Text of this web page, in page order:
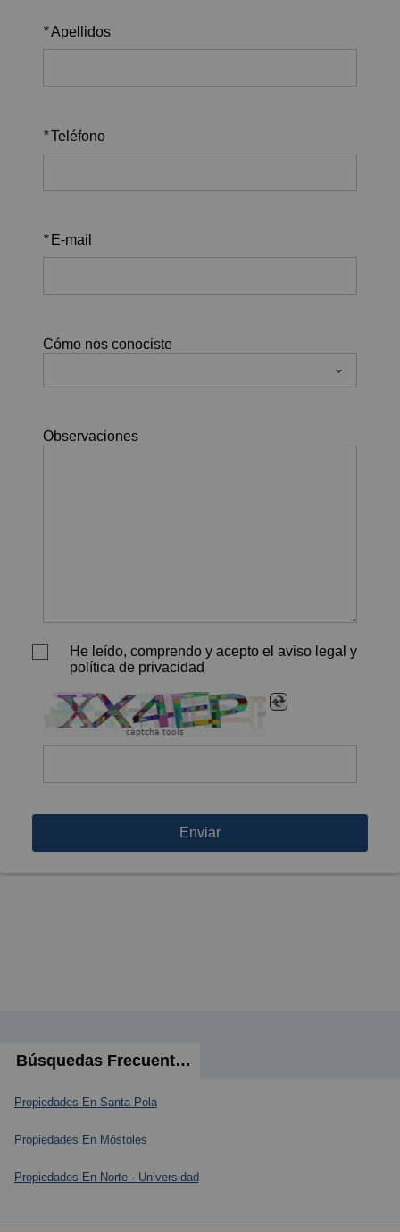
*Apellidos
*Teléfono
* E-mail
Cómo nos conociste
Observaciones
He leído, comprendo y acepto el aviso legal y
política de privacidad
captcha tools
Enviar
Búsquedas Frecuentes
Propiedades En Santa Pola
Propiedades En Móstoles
Propiedades En Norte - Universidad